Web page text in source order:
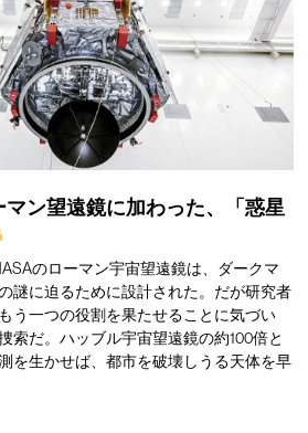
ン望遠鏡に加わった、「惑星
のローマン宇宙望遠鏡は、ダークマ
謎に迫るために設計された。だが研究者
う一つの役割を果たせることに気づい
索だ。ハッブル宇宙望遠鏡の約100倍と
を生かせば、都市を破壊しうる天体を早